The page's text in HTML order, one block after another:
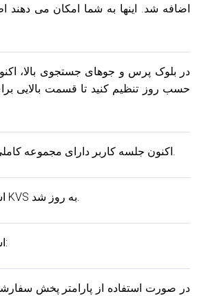
اضافه شد. اینها به شما امکان می دهند
در بلوک پرس و جوهای جستجوی بالا،
حسب روز تنظیم کنید تا قسمت بالایی
اکنون جلسه کاربر دارای مجموعه کاملی از جزئیات کاربر است.
اسناد مربوط به تنظیمات KVS به روز شد.
اشکالاتی که رفع شده اند: